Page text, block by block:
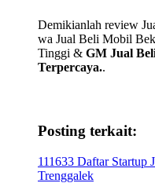
Demikianlah review
wa Jual Beli Mobil
Tinggi & GM Jual
Terpercaya..
Posting terkait:
111633 Daftar Startup
Trenggalek